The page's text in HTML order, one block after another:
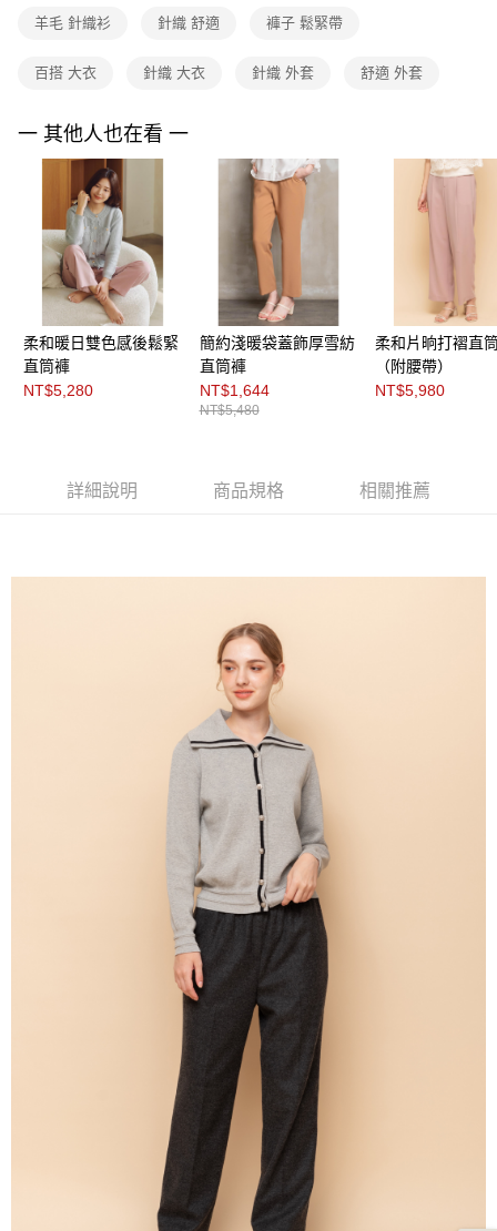
※ 交易是否成功請以「AFTEE先享後付 」之結帳頁面顯示為準，若有關於
客戶支援中心」
https://netprotections.freshdesk.com/support/home
１．透過由恩沛科技股份有限公司提供之「AFTEE先享後付」服務完成之交
易，需依本服務之必要範圍內提供個人資料，並將交易相關給付款項請求債
權轉讓予恩沛科技股份有限公司。
２．關於個人資料處理事宜，請瀏覽以下網址：
https://aftee.tw/terms/#terms3
３．未成年的使用者請事先徵得法定代理人或監護人之同意方可使用
「AFTEE先享後付」，若未經同意申辦者引起之損失，本公司不負相關責
任。
４．使用「AFTEE先享後付」時，將依據個別帳號之用戶狀況，依本公司即
時審查核予不同之上限額度；若仍有額度不足之情形，本公司將視審查結果
請求用戶進行身份認證。
５．嚴禁一人註冊多個帳號或使用他人資訊註冊。若發現惡意使用之情形，
恩沛科技股份有限公司將有權停止該用戶之使用額度並採取法律行動。
離島宅配 (蘭嶼恕不配送)
免運費
羊毛 針織衫 針織 舒適 褲子 鬆緊帶
百搭 大衣 針織 大衣 針織 外套 舒適 外套
一 其他人也在看 一
柔和暖日雙色感後鬆緊
直筒褲
NT$5,280
簡約淺暖袋蓋飾厚雪紡
直筒褲
NT$1,644
NT$5,480
柔和片晌打褶直
（附腰帶）
NT$5,980
詳細說明 商品規格 相關推薦